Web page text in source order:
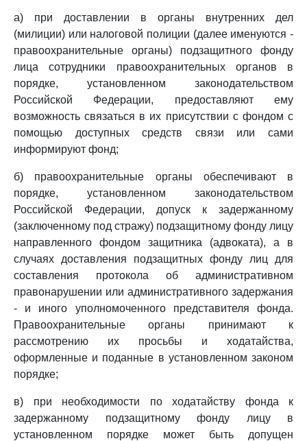
а) при доставлении в органы внутренних дел
(милиции) или налоговой полиции (далее именуются -
правоохранительные органы) подзащитного фонду
лица сотрудники правоохранительных органов в
порядке, установленном законодательством
Российской Федерации, предоставляют ему
возможность связаться в их присутствии с фондом с
помощью доступных средств связи или сами
информируют фонд;
б) правоохранительные органы обеспечивают в
порядке, установленном законодательством
Российской Федерации, допуск к задержанному
(заключенному под стражу) подзащитному фонду лицу
направленного фондом защитника (адвоката), а в
случаях доставления подзащитных фонду лиц для
составления протокола об административном
правонарушении или административного задержания
- и иного уполномоченного представителя фонда.
Правоохранительные органы принимают к
рассмотрению их просьбы и ходатайства,
оформленные и поданные в установленном законом
порядке;
в) при необходимости по ходатайству фонда к
задержанному подзащитному фонду лицу в
установленном порядке может быть допущен